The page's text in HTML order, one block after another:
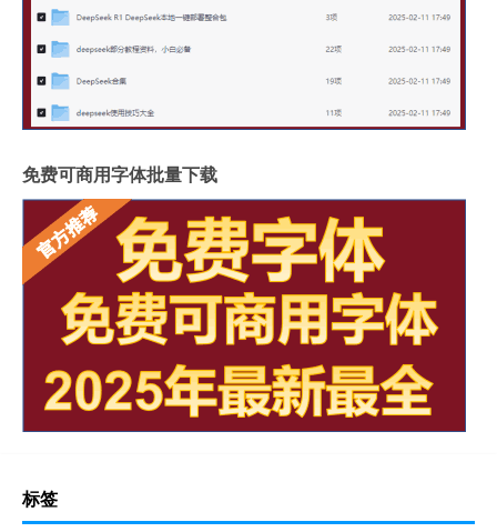
免费可商用字体批量下载
标签